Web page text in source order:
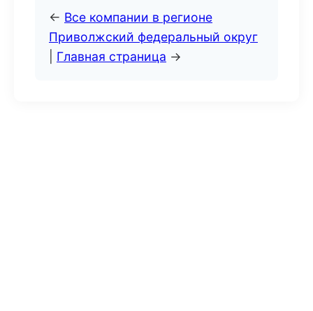
← Все компании в регионе
Приволжский федеральный округ
Главная страница →